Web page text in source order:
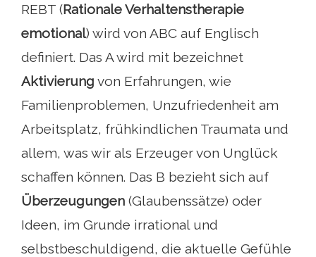
REBT (Rationale Verhaltenstherapie
emotional) wird von ABC auf Englisch
definiert. Das A wird mit bezeichnet
Aktivierung von Erfahrungen, wie
Familienproblemen, Unzufriedenheit am
Arbeitsplatz, frühkindlichen Traumata und
allem, was wir als Erzeuger von Unglück
schaffen können. Das B bezieht sich auf
Überzeugungen (Glaubenssätze) oder
Ideen, im Grunde irrational und
selbstbeschuldigend, die aktuelle Gefühle